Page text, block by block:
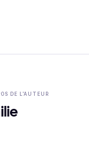
DE L'AUTEUR